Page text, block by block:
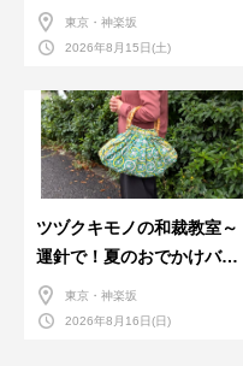
東京・神楽坂
2026年8月15日(土)
ツヅクキモノの和裁教室～
運針で！夏のおでかけバン
ダナバッグづくり～
東京・神楽坂
2026年8月16日(日)